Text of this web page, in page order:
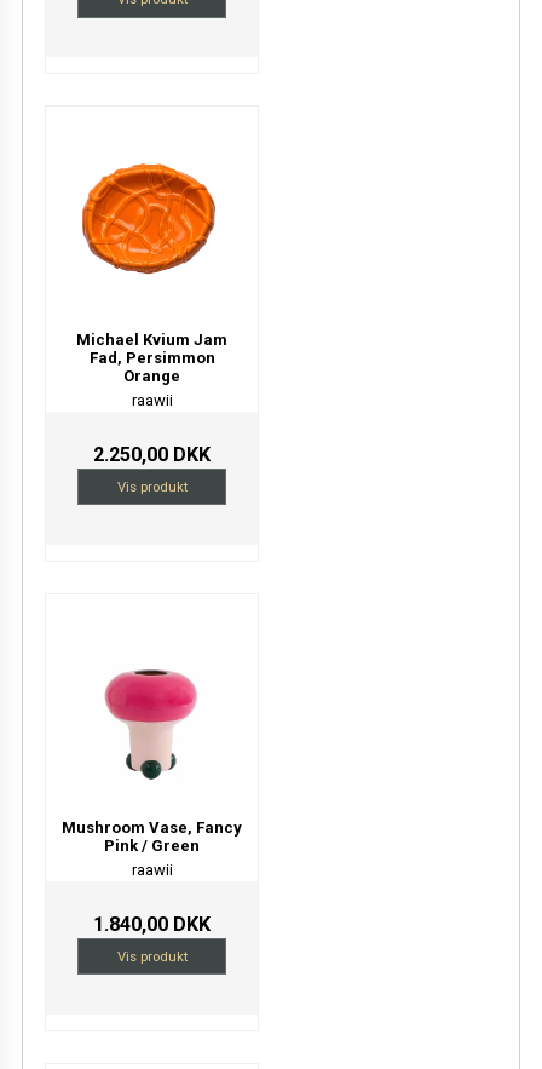
Michael Kvium Jam
Fad, Persimmon
Orange
raawii
2.250,00 DKK
Vis produkt
Mushroom Vase, Fancy
Pink / Green
raawii
1.840,00 DKK
Vis produkt